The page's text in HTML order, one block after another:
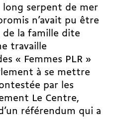
long serpent de mer
n’avait pu être
la famille dite
travaille
« Femmes PLR »
à se mettre
par les
Le Centre,
référendum qui a